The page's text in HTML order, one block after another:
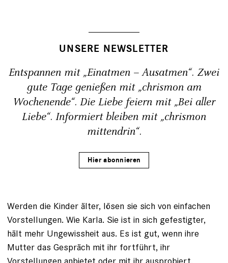
UNSERE NEWSLETTER
Entspannen mit „Einatmen – Ausatmen“. Zwei
gute Tage genießen mit „chrismon am
Wochenende“. Die Liebe feiern mit „Bei aller
Liebe“. Informiert bleiben mit „chrismon
mittendrin“.
Hier abonnieren
Werden die Kinder älter, lösen sie sich von einfachen
Vorstellungen. Wie Karla. Sie ist in sich gefestigter,
hält mehr Ungewissheit aus. Es ist gut, wenn ihre
Mutter das Gespräch mit ihr fortführt, ihr